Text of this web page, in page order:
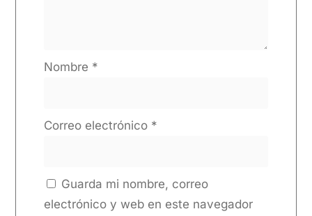
Nombre *
Correo electrónico *
Guarda mi nombre, correo
electrónico y web en este navegador